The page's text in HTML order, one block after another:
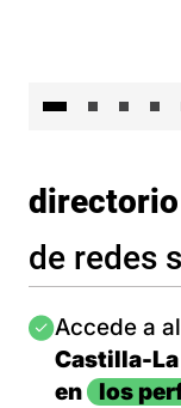
directorio
de redes
Imagen
Accede a
Castilla-La
en
los